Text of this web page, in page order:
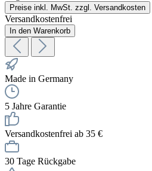
Preise inkl. MwSt. zzgl. Versandkosten
Versandkostenfrei
In den Warenkorb
Made in Germany
5 Jahre Garantie
Versandkostenfrei ab 35 €
30 Tage Rückgabe